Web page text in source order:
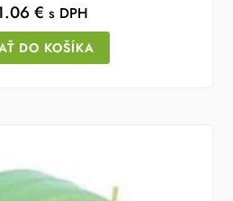
€ s DPH
DO KOŠÍKA